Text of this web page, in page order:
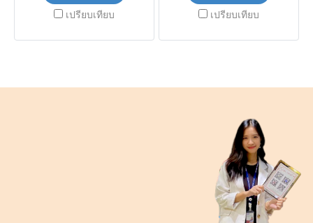
ขายโทร: 063-879-9917 (
ค่าขนส่ง ) เช็คสต๊อกล่าสุด
เปรียบเทียบ
063-879-9917 ( สินค้ายังไม่
เช็คสต๊อกล่าสุดสินค้าก่อนสั่งซื้อ
เปรียบเทียบ